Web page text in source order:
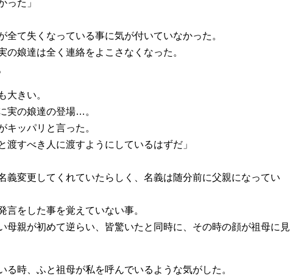
った」
全て失くなっている事に気が付いていなかった。
の娘達は全く連絡をよこさなくなった。
大きい。
実の娘達の登場…。
キッパリと言った。
渡すべき人に渡すようにしているはずだ」
義変更してくれていたらしく、名義は随分前に父親になってい
言をした事を覚えていない事。
母親が初めて逆らい、皆驚いたと同時に、その時の顔が祖母に見
る時、ふと祖母が私を呼んでいるような気がした。